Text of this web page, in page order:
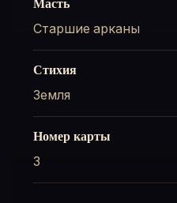
Масть
Старшие арканы
Стихия
Земля
Номер карты
3